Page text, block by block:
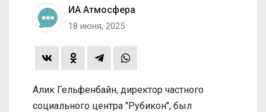
ИА Атмосфера
18 июня, 2025
Алик Гельфенбайн, директор частного
социального центра "Рубикон", был